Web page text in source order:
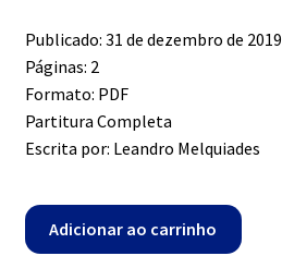
Publicado: 31 de dezembro de 2019
Páginas: 2
Formato: PDF
Partitura Completa
Escrita por: Leandro Melquiades
Preciosidade
-
Adicionar ao carrinho